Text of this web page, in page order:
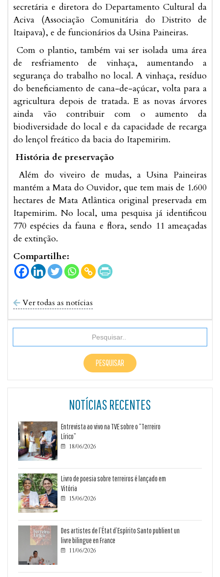
secretária e diretora do Departamento Cultural da
Aciva (Associação Comunitária do Distrito de
Itaipava), e de funcionários da Usina Paineiras.
Com o plantio, também vai ser isolada uma área
de resfriamento de vinhaça, aumentando a
segurança do trabalho no local. A vinhaça, resíduo
do beneficiamento de cana-de-açúcar, volta para a
agricultura depois de tratada. E as novas árvores
ainda vão contribuir com o aumento da
biodiversidade do local e da capacidade de recarga
do lençol freático da bacia do Itapemirim.
História de preservação
Além do viveiro de mudas, a Usina Paineiras
mantém a Mata do Ouvidor, que tem mais de 1.600
hectares de Mata Atlântica original preservada em
Itapemirim. No local, uma pesquisa já identificou
770 espécies da fauna e flora, sendo 11 ameaçadas
de extinção.
Compartilhe:
 Ver todas as notícias
NOTÍCIAS RECENTES
Entrevista ao vivo na TVE sobre o “Terreiro
Lírico”
 18/06/2026
Livro de poesia sobre terreiros é lançado em
Vitória
 15/06/2026
Des artistes de l’État d’Espírito Santo publient un
livre bilingue en France
 11/06/2026